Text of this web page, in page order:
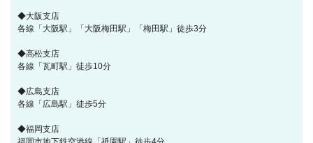
◆大阪支店
各線「大阪駅」「大阪梅田駅」「梅田駅」徒歩3分
◆高松支店
各線「瓦町駅」徒歩10分
◆広島支店
各線「広島駅」徒歩5分
◆福岡支店